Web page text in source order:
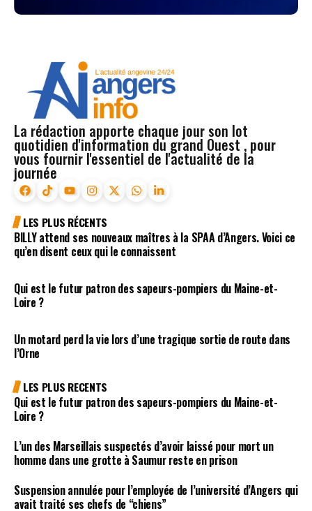
La rédaction apporte chaque jour son lot
quotidien d'information du grand Ouest , pour
vous fournir l'essentiel de l'actualité de la
journée
LES PLUS RÉCENTS
BILLY attend ses nouveaux maîtres à la SPAA d’Angers. Voici ce
qu’en disent ceux qui le connaissent
Qui est le futur patron des sapeurs-pompiers du Maine-et-
Loire ?
Un motard perd la vie lors d’une tragique sortie de route dans
l’Orne
LES PLUS RECENTS
Qui est le futur patron des sapeurs-pompiers du Maine-et-
Loire ?
L’un des Marseillais suspectés d’avoir laissé pour mort un
homme dans une grotte à Saumur reste en prison
Suspension annulée pour l’employée de l’université d’Angers qui
avait traité ses chefs de “chiens”